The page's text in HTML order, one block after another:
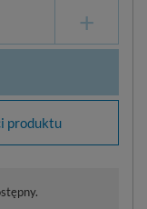
+
produktu